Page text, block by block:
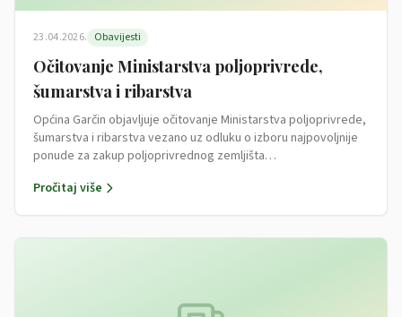
23.04.2026. Obavijesti
Očitovanje Ministarstva poljoprivrede,
šumarstva i ribarstva
Općina Garčin objavljuje očitovanje Ministarstva poljoprivrede,
šumarstva i ribarstva vezano uz odluku o izboru najpovoljnije
ponude za zakup poljoprivrednog zemljišta…
Pročitaj više